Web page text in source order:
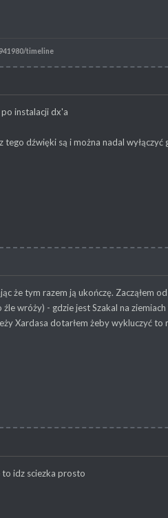
timeline
instalacji dx'a
dźwięki są i można nadal wyłączyć
że tym razem ją ukończę. Zacząłem
wróży) - gdzie jest Szakal na
Xardasa dotarłem żeby wykluczyć to
to idz sciezka prosto